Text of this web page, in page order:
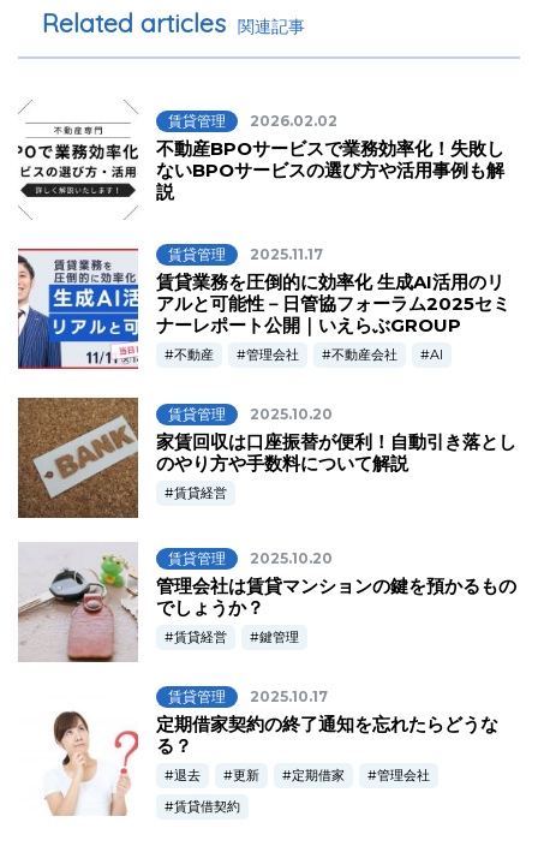
Related articles 関連記事
賃貸管理 2026.02.02
不動産BPOサービスで業務効率化！失敗し
ないBPOサービスの選び方や活用事例も解
説
賃貸管理 2025.11.17
賃貸業務を圧倒的に効率化 生成AI活用のリ
アルと可能性－日管協フォーラム2025セミ
ナーレポート公開｜いえらぶGROUP
不動産 管理会社 不動産会社 AI
賃貸管理 2025.10.20
家賃回収は口座振替が便利！自動引き落とし
のやり方や手数料について解説
賃貸経営
賃貸管理 2025.10.20
管理会社は賃貸マンションの鍵を預かるもの
でしょうか？
賃貸経営 鍵管理
賃貸管理 2025.10.17
定期借家契約の終了通知を忘れたらどうな
る？
退去 更新 定期借家
管理会社
賃貸借契約